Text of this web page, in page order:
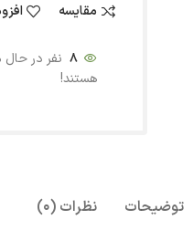
مقایسه
8 نفر در
هستند!
توضیحات نظرات (0)